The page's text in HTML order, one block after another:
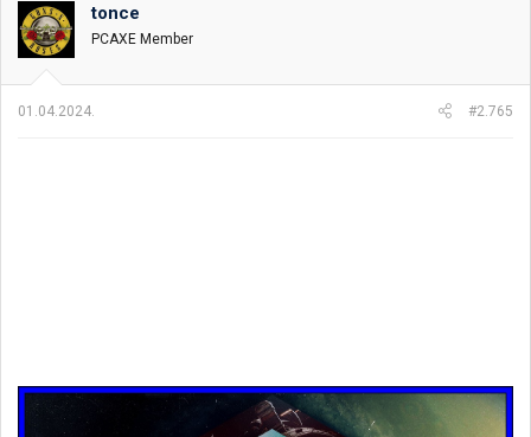
tonce
PCAXE Member
01.04.2024. #2.765